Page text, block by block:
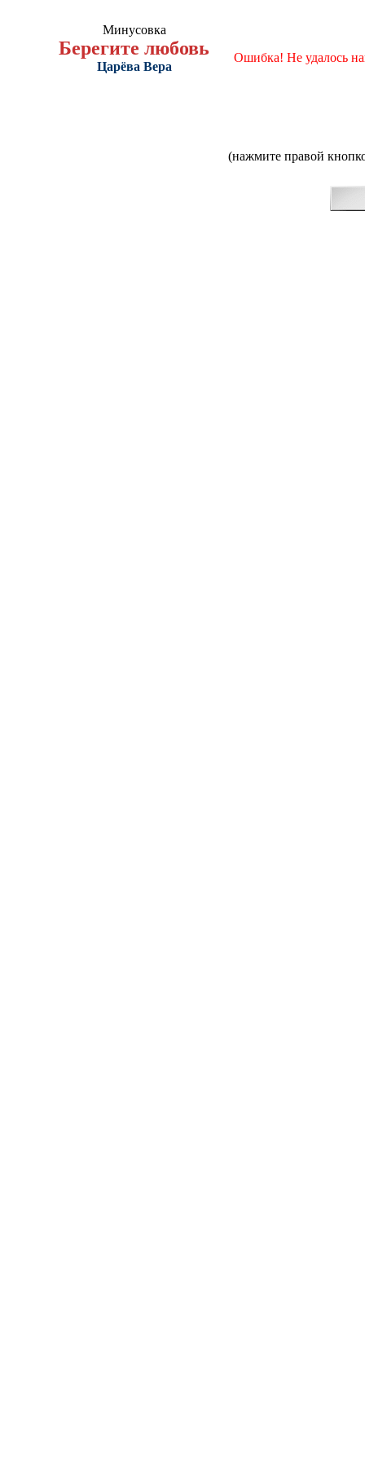
Минусовка
Берегите любовь
Царёва Вера
Ошибка! Не удалось
(нажмите правой